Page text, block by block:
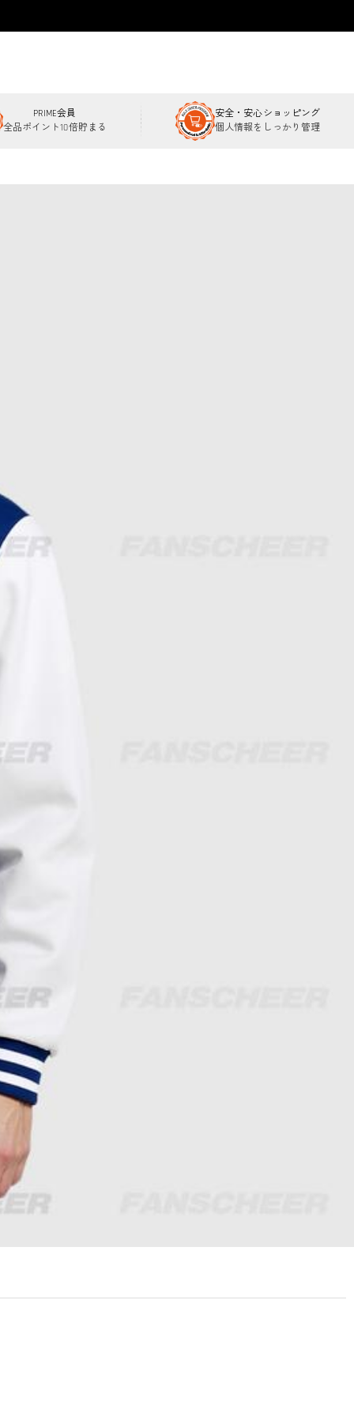
PRIME会員
全品ポイント10倍貯まる
安全・安心ショッピング
個人情報をしっかり管理